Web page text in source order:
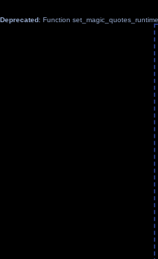
Deprecated: Function